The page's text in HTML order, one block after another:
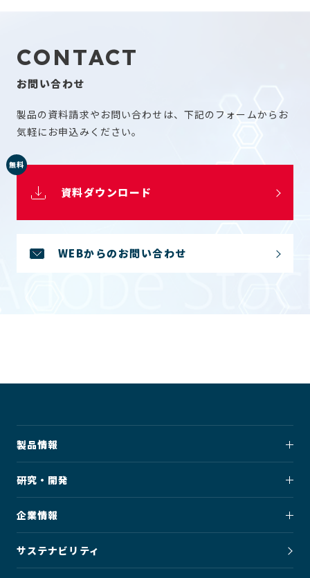
CONTACT
お問い合わせ
製品の資料請求やお問い合わせは、下記のフォームからお
気軽にお申込みください。
資料ダウンロード
無料
WEBからのお問い合わせ
製品情報
研究・開発
企業情報
サステナビリティ